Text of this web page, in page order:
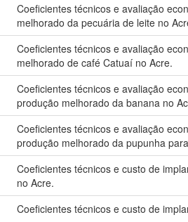
Coeficientes técnicos e avaliação
melhorado da pecuária de leite no
Coeficientes técnicos e avaliação
melhorado de café Catuaí no Acre.
Coeficientes técnicos e avaliação
produção melhorado da banana no
Coeficientes técnicos e avaliação
produção melhorado da pupunha
Coeficientes técnicos e custo de
no Acre.
Coeficientes técnicos e custo de